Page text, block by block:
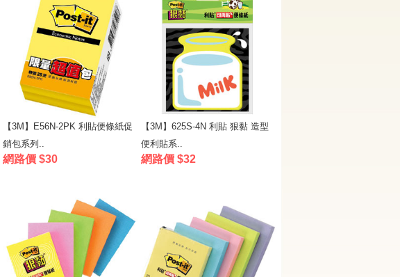
【3M】E56N-2PK 利貼便條紙促
銷包系列..
網路價 $30
【3M】625S-4N 利貼 狠黏 造型
便利貼系..
網路價 $32